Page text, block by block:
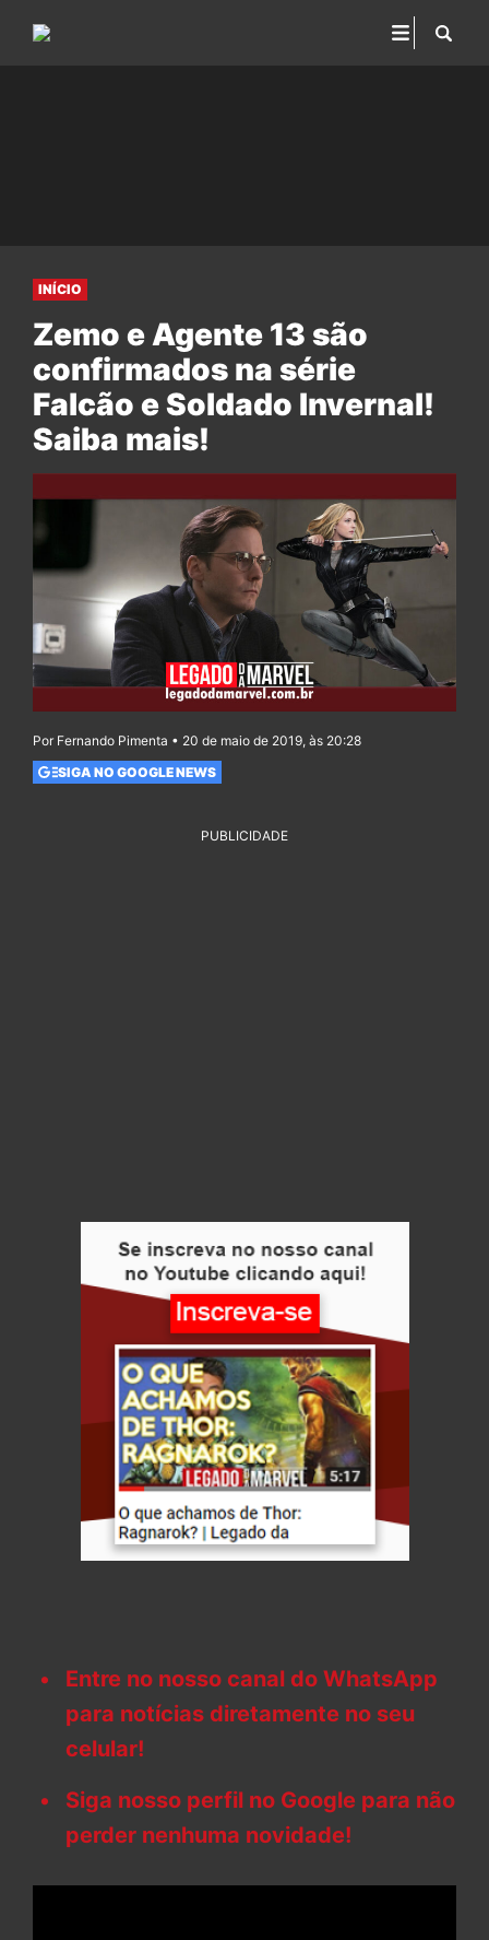
INÍCIO
Zemo e Agente 13 são
confirmados na série
Falcão e Soldado Invernal!
Saiba mais!
Por Fernando Pimenta • 20 de maio de 2019, às 20:28
SIGA NO GOOGLE NEWS
PUBLICIDADE
Entre no nosso canal do WhatsApp
para notícias diretamente no seu
celular!
Siga nosso perfil no Google para não
perder nenhuma novidade!